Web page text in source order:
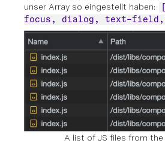
unser Array so eingestellt haben:
focus, dialog, text-
A list of JS files from